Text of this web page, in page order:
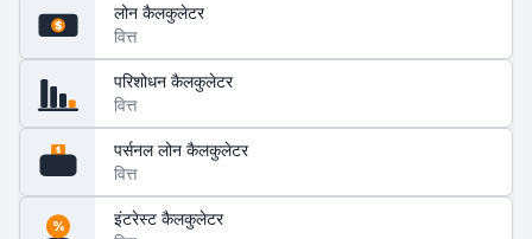
$
लोन कैलकुलेटर
वित्त
परिशोधन कैलकुलेटर
वित्त
$
पर्सनल लोन कैलकुलेटर
वित्त
%
इंटरेस्ट कैलकुलेटर